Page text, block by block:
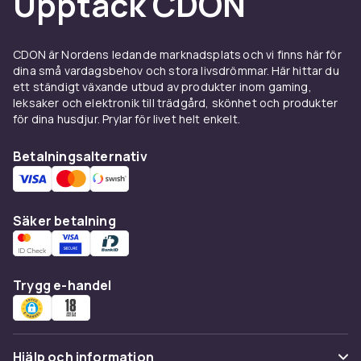
actiondrivna med humor och tempo, medan
berättelser, men låt intresset styra snarare än
gamla mallar. För ovana eller lässvaga läsare är
lättlästa ungdomsböcker ett smart val: korta
kapitel, rakt språk och handling som drar igång
ungdomsböcker är en bra genväg när du
köper i present.
Klassiker och svenska
författare
nöden läses av nya generationer år efter år,
och många minns B Wahlströms gröna och
röda ryggar från uppväxten. Bland svenska
CDON är Nordens ledande marknadsplats och vi finns här för
dina små vardagsbehov och stora livsdrömmar. Här hittar du
ett ständigt växande utbud av produkter inom gaming,
leksaker och elektronik till trädgård, skönhet och produkter
för dina husdjur. Prylar för livet helt enkelt.
Betalningsalternativ
Säker betalning
Trygg e-handel
Hjälp och information